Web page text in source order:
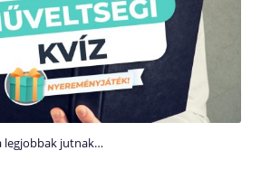
legjobbak jutnak…